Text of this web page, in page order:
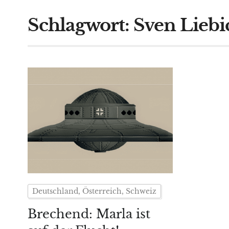
Schlagwort: Sven
Deutschland, Österreich, Schweiz
Brechend: Marla ist